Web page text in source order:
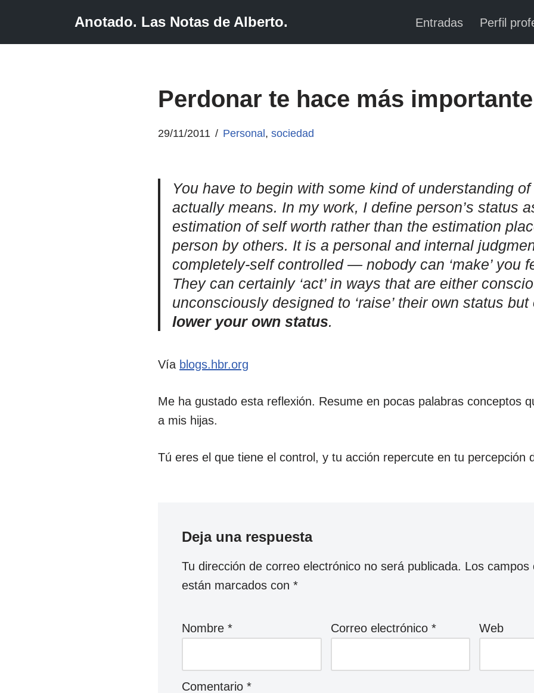
Anotado. Las Notas de Alberto. Entradas Perfil
Perdonar te hace más importante
29/11/2011 Personal ,sociedad
You have to begin with some kind of understanding
actually means. In my work, I define person’s status
estimation of self worth rather than the estimation
person by others. It is a personal and internal
completely-self controlled — nobody can ‘make’ you
They can certainly ‘act’ in ways that are either
unconsciously designed to ‘raise’ their own status but
lower your own status.
Vía blogs.hbr.org
Me ha gustado esta reflexión. Resume en pocas palabras conceptos
a mis hijas.
Tú eres el que tiene el control, y tu acción repercute en tu percepción
Deja una respuesta
Tu dirección de correo electrónico no será publicada. Los campos
están marcados con*
Nombre* Correo electrónico * Web
Comentario*